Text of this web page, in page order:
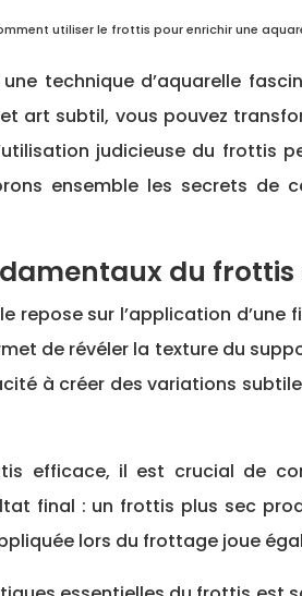
utiliser le frottis pour enrichir une
art subtil, vous pouvez
judicieuse du frottis
ensemble les secrets
du
repose sur l’application
de révéler la texture du
à créer des variations
efficace, il est crucial de
final : un frottis plus sec
lors du frottage joue